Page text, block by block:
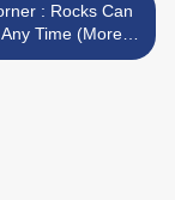
: Rocks Can
Time (More
Mars Team, 2013) >